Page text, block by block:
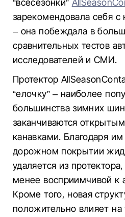
“всесезонки”
зарекомендовала себя
– она побеждала в
сравнительных тестов
исследователей и СМИ.
Протектор
“елочку” – наиболее
большинства зимних
заканчиваются
канавками. Благодаря
дорожном покрытии
удаляется из
менее восприимчивой к
Кроме того, новая
положительно влияет на